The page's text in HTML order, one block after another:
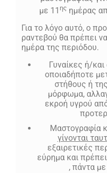
με 11 ης ημέρας
Για το λόγο αυτό, ο
ραντεβού θα πρέπει
ημέρα της περιόδου.
Γυναίκες ή/
οποιαδήποτε
στήθους ή
μόρφωμα,
εκροή υγρού
Μαστογραφία
γίνονται
εξαιρετικές
εύρημα και
, πάντα